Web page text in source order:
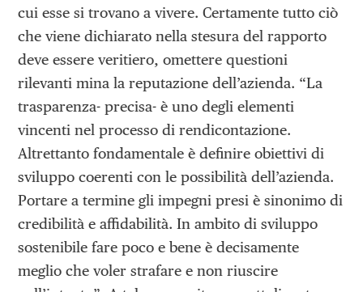
cui esse si trovano a vivere. Certamente tutto ciò
che viene dichiarato nella stesura del rapporto
deve essere veritiero, omettere questioni
rilevanti mina la reputazione dell’azienda. “La
trasparenza- precisa- è uno degli elementi
vincenti nel processo di rendicontazione.
Altrettanto fondamentale è definire obiettivi di
sviluppo coerenti con le possibilità dell’azienda.
Portare a termine gli impegni presi è sinonimo di
credibilità e affidabilità. In ambito di sviluppo
sostenibile fare poco e bene è decisamente
meglio che voler strafare e non riuscire